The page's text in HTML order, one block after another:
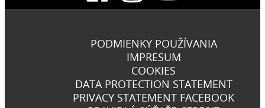
PODMIENKY POUŽÍVANIA
IMPRESUM
COOKIES
DATA PROTECTION STATEMENT
PRIVACY STATEMENT FACEBOOK